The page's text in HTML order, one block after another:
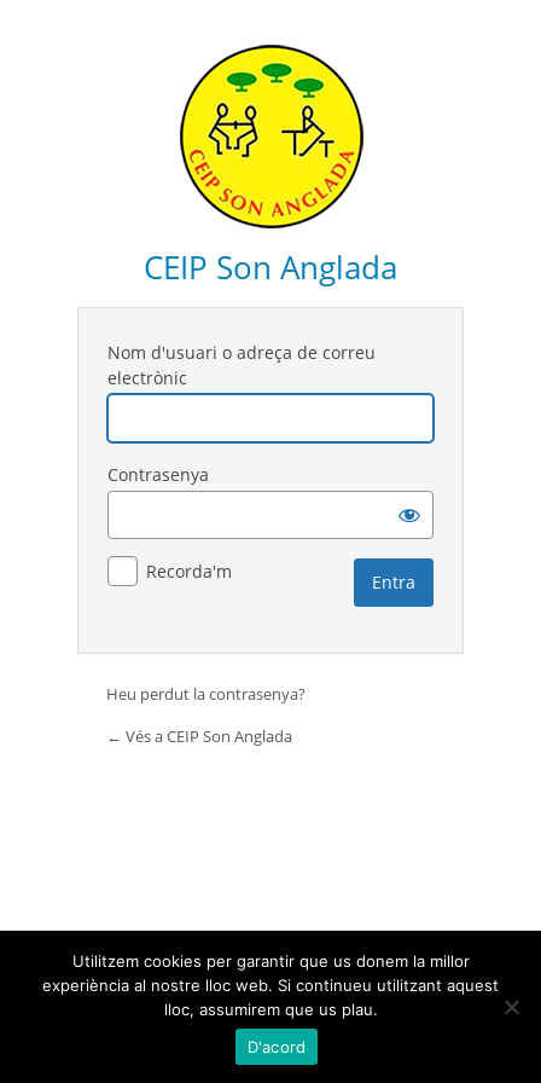
CEIP Son Anglada
Nom d'usuari o adreça de correu
electrònic
Contrasenya
Recorda'm
Heu perdut la contrasenya?
← Vés a CEIP Son Anglada
Utilitzem cookies per garantir que us donem la millor
experiència al nostre lloc web. Si continueu utilitzant aquest
lloc, assumirem que us plau.
D'acord